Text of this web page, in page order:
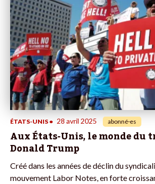
ÉTATS-UNIS • 28 avril 2025 abonné·es
Aux États-Unis, le monde
Donald Trump
Créé dans les années de déclin du
mouvement Labor Notes, en forte